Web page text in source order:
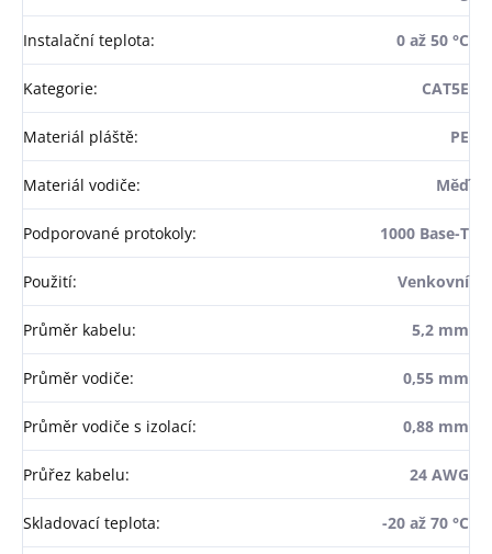
Instalační teplota: 0 až 50 °C
Kategorie: CAT5E
Materiál pláště: PE
Materiál vodiče: Měď
Podporované protokoly: 1000 Base-T
Použití: Venkovní
Průměr kabelu: 5,2 mm
Průměr vodiče: 0,55 mm
Průměr vodiče s izolací: 0,88 mm
Průřez kabelu: 24 AWG
Skladovací teplota: -20 až 70 °C